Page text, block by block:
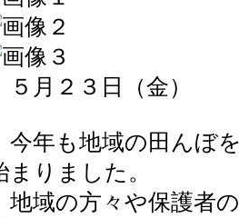
５月２３日（金）
今年も地域の田んぼ
まりました。
地域の方々や保護者